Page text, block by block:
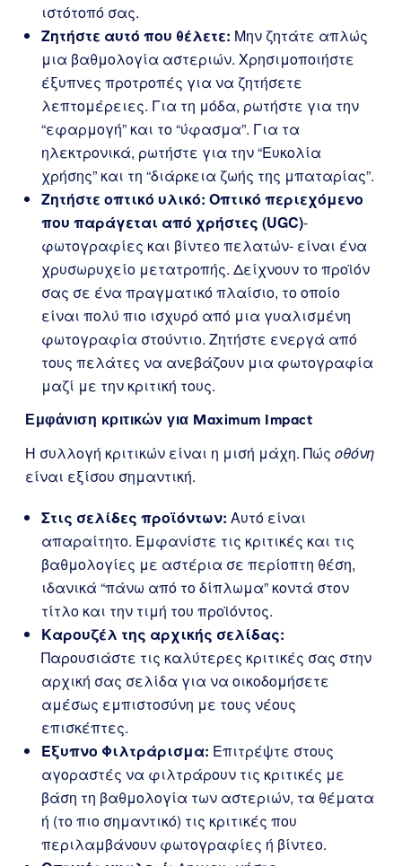
ιστότοπό σας.
Ζητήστε αυτό που θέλετε: Μην ζητάτε απλώς
μια βαθμολογία αστεριών. Χρησιμοποιήστε
έξυπνες προτροπές για να ζητήσετε
λεπτομέρειες. Για τη μόδα, ρωτήστε για την
“εφαρμογή” και το “ύφασμα”. Για τα
ηλεκτρονικά, ρωτήστε για την “Ευκολία
χρήσης” και τη “διάρκεια ζωής της μπαταρίας”.
Ζητήστε οπτικό υλικό: Οπτικό περιεχόμενο
που παράγεται από χρήστες (UGC)-
φωτογραφίες και βίντεο πελατών- είναι ένα
χρυσωρυχείο μετατροπής. Δείχνουν το προϊόν
σας σε ένα πραγματικό πλαίσιο, το οποίο
είναι πολύ πιο ισχυρό από μια γυαλισμένη
φωτογραφία στούντιο. Ζητήστε ενεργά από
τους πελάτες να ανεβάζουν μια φωτογραφία
μαζί με την κριτική τους.
Εμφάνιση κριτικών για Maximum Impact
Η συλλογή κριτικών είναι η μισή μάχη. Πώς οθόνη
είναι εξίσου σημαντική.
Στις σελίδες προϊόντων: Αυτό είναι
απαραίτητο. Εμφανίστε τις κριτικές και τις
βαθμολογίες με αστέρια σε περίοπτη θέση,
ιδανικά “πάνω από το δίπλωμα” κοντά στον
τίτλο και την τιμή του προϊόντος.
Καρουζέλ της αρχικής σελίδας:
Παρουσιάστε τις καλύτερες κριτικές σας στην
αρχική σας σελίδα για να οικοδομήσετε
αμέσως εμπιστοσύνη με τους νέους
επισκέπτες.
Έξυπνο Φιλτράρισμα: Επιτρέψτε στους
αγοραστές να φιλτράρουν τις κριτικές με
βάση τη βαθμολογία των αστεριών, τα θέματα
ή (το πιο σημαντικό) τις κριτικές που
περιλαμβάνουν φωτογραφίες ή βίντεο.